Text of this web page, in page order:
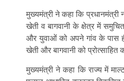
मुख्यमंत्री ने कहा कि प्रधानमंत्री
खेती व बागवानी के क्षेत्र में
और युवाओं को अपने गांव के पास
खेती और बागवानी को प्रोत्साहित
मुख्यमंत्री ने कहा कि राज्य में